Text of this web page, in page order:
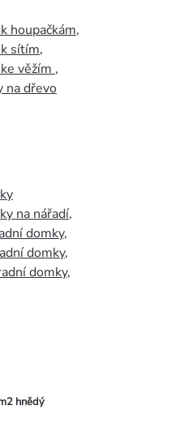
houpačkám,
sítím,
věžím ,
na dřevo
na nářadí,
domky,
domky,
domky,
hnědý